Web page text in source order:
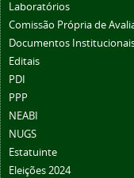
Laboratórios
Comissão Própria de
Documentos
Editais
PDI
PPP
NEABI
NUGS
Estatuinte
Eleições 2024